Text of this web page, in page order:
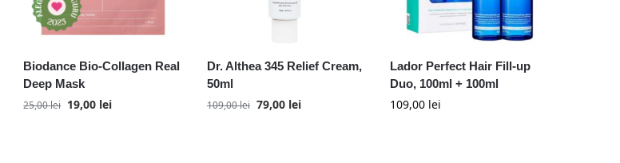
Biodance Bio-Collagen Real
Deep Mask
25,00lei 19,00 lei
Dr. Althea 345 Relief Cream,
50ml
109,00lei 79,00 lei
Lador Perfect Hair Fill-up
Duo, 100ml + 100ml
109,00 lei